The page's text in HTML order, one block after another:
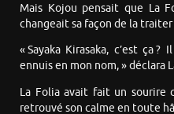
Mais Kojou pensait que La
changeait sa façon de la
« Sayaka Kirasaka, c’est ça
ennuis en mon nom, » déclara
La Folia avait fait un sourire
retrouvé son calme en toute